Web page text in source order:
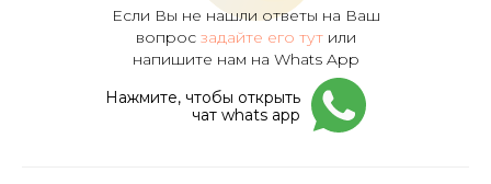
Если Вы не нашли ответы на Ваш
вопрос задайте его тутили
напишите нам на Whats App
Нажмите, чтобы открыть
чат whats app